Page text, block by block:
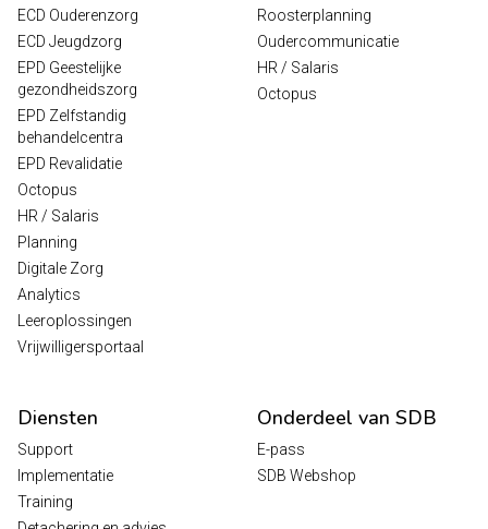
ECD Ouderenzorg
ECD Jeugdzorg
EPD Geestelijke
gezondheidszorg
EPD Zelfstandig
behandelcentra
EPD Revalidatie
Octopus
HR / Salaris
Planning
Digitale Zorg
Analytics
Leeroplossingen
Vrijwilligersportaal
Roosterplanning
Oudercommunicatie
HR / Salaris
Octopus
Diensten
Support
Implementatie
Training
Onderdeel van SDB
E-pass
SDB Webshop